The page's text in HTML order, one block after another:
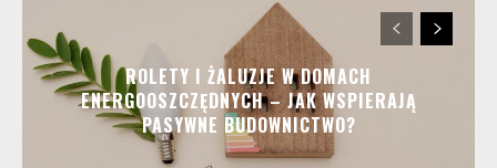
ROLETY I ŻALUZJE W DOMACH
ENERGOOSZCZĘDNYCH – JAK WSPIERAJĄ
PASYWNE BUDOWNICTWO?